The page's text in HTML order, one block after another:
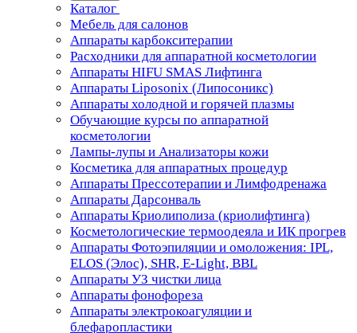
Каталог
Мебель для салонов
Аппараты карбокситерапии
Расходники для аппаратной косметологии
Аппараты HIFU SMAS Лифтинга
Аппараты Liposonix (Липосоникс)
Аппараты холодной и горячей плазмы
Обучающие курсы по аппаратной
косметологии
Лампы-лупы и Анализаторы кожи
Косметика для аппаратных процедур
Аппараты Прессотерапии и Лимфодренажа
Аппараты Дарсонваль
Аппараты Криолиполиза (криолифтинга)
Косметологические термоодеяла и ИК прогрев
Аппараты Фотоэпиляции и омоложения: IPL,
ELOS (Элос), SHR, E-Light, BBL
Аппараты УЗ чистки лица
Аппараты фонофореза
Аппараты электрокоагуляции и
блефаропластики